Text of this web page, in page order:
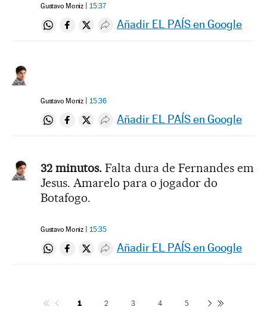
Gustavo Moniz 15:37
Compartir en Whatsapp
Compartir en Facebook
Compartir en Twitter
Desplegar Redes Sociales
Añadir EL PAÍS en Google
Gustavo Moniz 15:36
Compartir en Whatsapp
Compartir en Facebook
Compartir en Twitter
Desplegar Redes Sociales
Añadir EL PAÍS en Google
32 minutos. Falta dura de Fernandes em
Jesus. Amarelo para o jogador do
Botafogo.
Gustavo Moniz 15:35
Compartir en Whatsapp
Compartir en Facebook
Compartir en Twitter
Desplegar Redes Sociales
Añadir EL PAÍS en Google
1 2 3 4 5